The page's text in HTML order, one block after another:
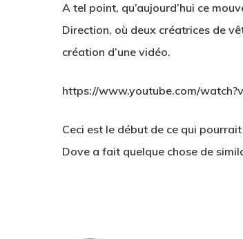
A tel point, qu’aujourd’hui ce
Direction, où deux créatrices de
création d’une vidéo.
https://www.youtube.com/
Ceci est le début de ce qui
Dove a fait quelque chose de